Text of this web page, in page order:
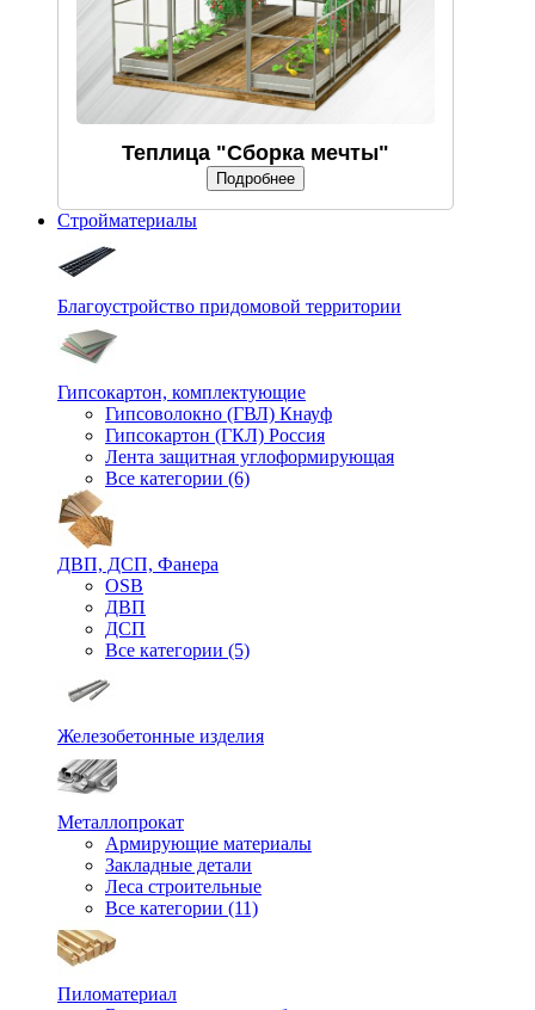
Теплица "Сборка мечты"
Подробнее
Стройматериалы
Благоустройство придомовой территории
Гипсокартон, комплектующие
Гипсоволокно (ГВЛ) Кнауф
Гипсокартон (ГКЛ) Россия
Лента защитная углоформирующая
Все категории (6)
ДВП, ДСП, Фанера
OSB
ДВП
ДСП
Все категории (5)
Железобетонные изделия
Металлопрокат
Армирующие материалы
Закладные детали
Леса строительные
Все категории (11)
Пиломатериал